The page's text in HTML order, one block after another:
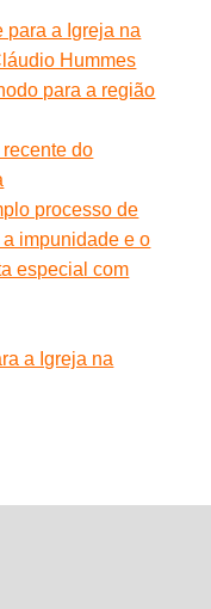
para a Igreja na
Hummes
para a região
recente do
processo de
impunidade e o
especial com
a Igreja na